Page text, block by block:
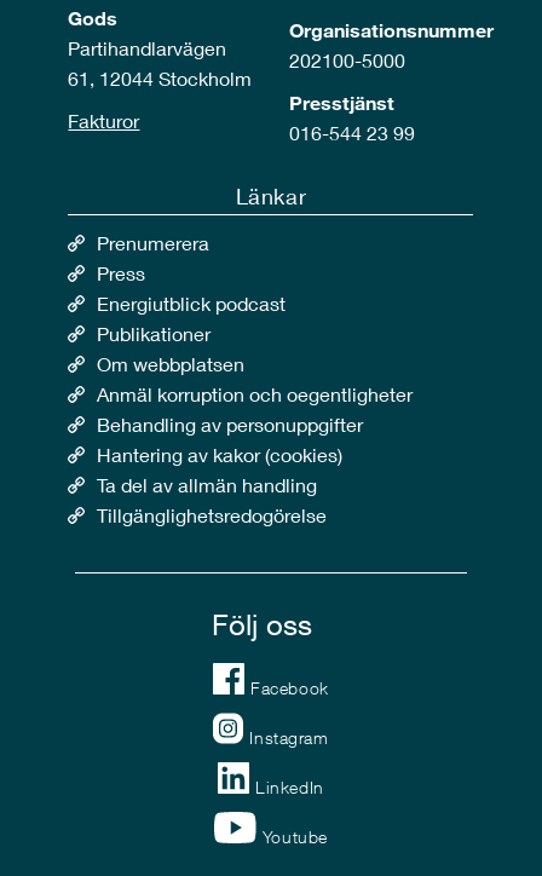
Gods
Partihandlarvägen
61, 12044 Stockholm
Fakturor
Organisationsnummer
202100-5000
Presstjänst
016-544 23 99
Länkar
Prenumerera
Press
Energiutblick podcast
Publikationer
Om webbplatsen
Anmäl korruption och oegentligheter
Behandling av personuppgifter
Hantering av kakor (cookies)
Ta del av allmän handling
Tillgänglighetsredogörelse
Följ oss
Facebook
Instagram
LinkedIn
Youtube